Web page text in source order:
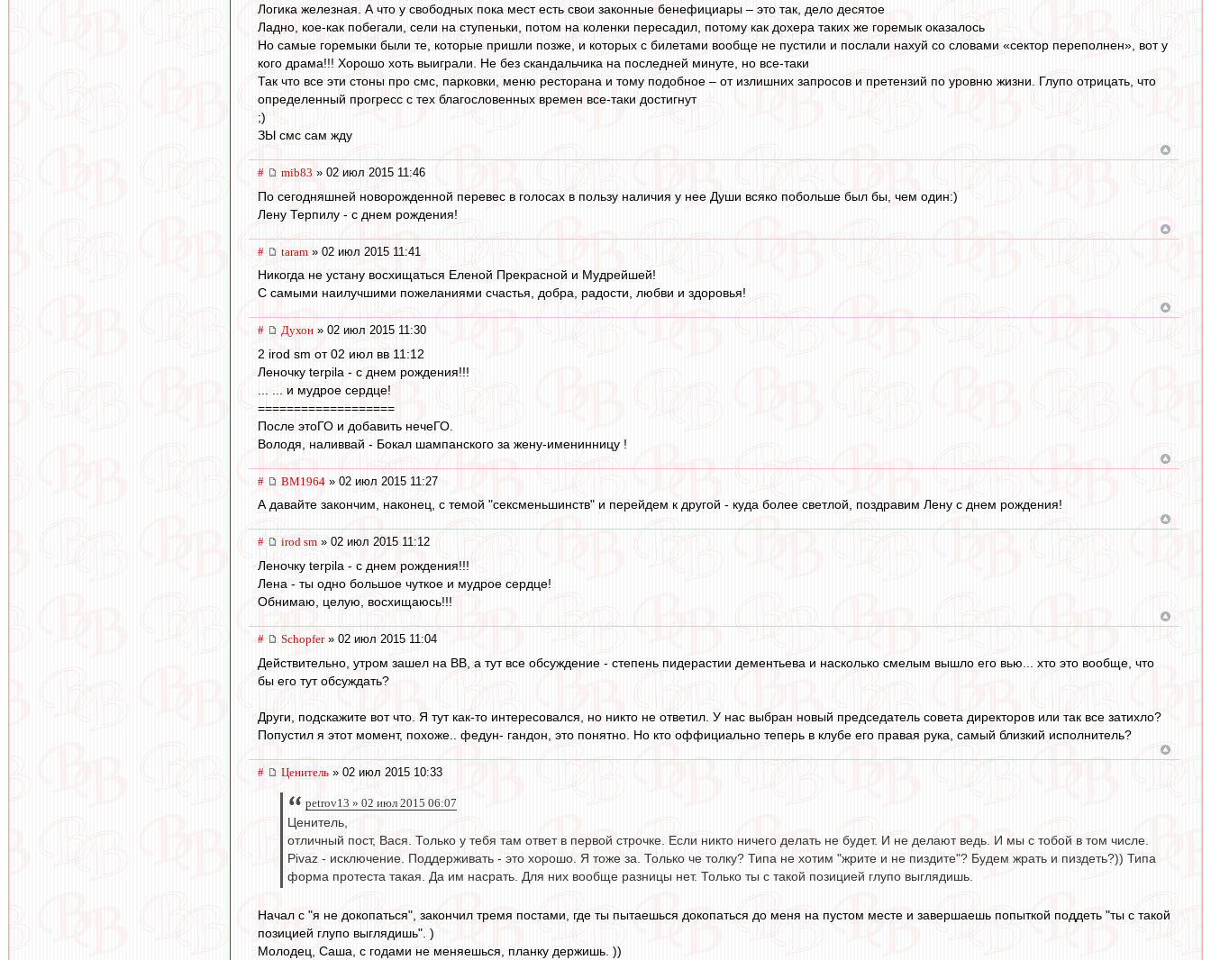
Логика железная. А что у свободных пока мест есть свои законные бенефициары – это так, дело десятое
Ладно, кое-как побегали, сели на ступеньки, потом на коленки пересадил, потому как дохера таких же горемык оказалось
Но самые горемыки были те, которые пришли позже, и которых с билетами вообще не пустили и послали нахуй со словами «сектор переполнен», вот у
кого драма!!! Хорошо хоть выиграли. Не без скандальчика на последней минуте, но все-таки
Так что все эти стоны про смс, парковки, меню ресторана и тому подобное – от излишних запросов и претензий по уровню жизни. Глупо отрицать, что
определенный прогресс с тех благословенных времен все-таки достигнут
;)
ЗЫ смс сам жду
# mib83 » 02 июл 2015 11:46
По сегодняшней новорожденной перевес в голосах в пользу наличия у нее Души всяко побольше был бы, чем один:)
Лену Терпилу - с днем рождения!
# taram » 02 июл 2015 11:41
Никогда не устану восхищаться Еленой Прекрасной и Мудрейшей!
С самыми наилучшими пожеланиями счастья, добра, радости, любви и здоровья!
# Духон » 02 июл 2015 11:30
2 irod sm от 02 июл вв 11:12
Леночку terpila - с днем рождения!!!
... ... и мудрое сердце!
===================
После этоГО и добавить нечеГО.
Володя, наливвай - Бокал шампанского за жену-именинницу !
# BM1964 » 02 июл 2015 11:27
А давайте закончим, наконец, с темой "сексменьшинств" и перейдем к другой - куда более светлой, поздравим Лену с днем рождения!
# irod sm » 02 июл 2015 11:12
Леночку terpila - с днем рождения!!!
Лена - ты одно большое чуткое и мудрое сердце!
Обнимаю, целую, восхищаюсь!!!
# Schopfer» 02 июл 2015 11:04
Действительно, утром зашел на ВВ, а тут все обсуждение - степень пидерастии дементьева и насколько смелым вышло его вью... хто это вообще, что
бы его тут обсуждать?
Други, подскажите вот что. Я тут как-то интересовался, но никто не ответил. У нас выбран новый председатель совета директоров или так все затихло?
Попустил я этот момент, похоже.. федун- гандон, это понятно. Но кто оффициально теперь в клубе его правая рука, самый близкий исполнитель?
# Ценитель » 02 июл 2015 10:33
petrov13 » 02 июл 2015 06:07
Ценитель,
отличный пост, Вася. Только у тебя там ответ в первой строчке. Если никто ничего делать не будет. И не делают ведь. И мы с тобой в том числе.
Pivaz - исключение. Поддерживать - это хорошо. Я тоже за. Только че толку? Типа не хотим "жрите и не пиздите"? Будем жрать и пиздеть?)) Типа
форма протеста такая. Да им насрать. Для них вообще разницы нет. Только ты с такой позицией глупо выглядишь.
Начал с "я не докопаться", закончил тремя постами, где ты пытаешься докопаться до меня на пустом месте и завершаешь попыткой поддеть "ты с такой
позицией глупо выглядишь". )
Молодец, Саша, с годами не меняешься, планку держишь. ))